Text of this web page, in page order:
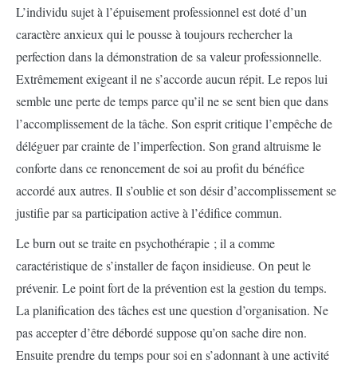
L’individu sujet à l’épuisement professionnel est doté d’un
caractère anxieux qui le pousse à toujours rechercher la
perfection dans la démonstration de sa valeur professionnelle.
Extrêmement exigeant il ne s’accorde aucun répit. Le repos lui
semble une perte de temps parce qu’il ne se sent bien que dans
l’accomplissement de la tâche. Son esprit critique l’empêche de
déléguer par crainte de l’imperfection. Son grand altruisme le
conforte dans ce renoncement de soi au profit du bénéfice
accordé aux autres. Il s’oublie et son désir d’accomplissement se
justifie par sa participation active à l’édifice commun.
Le burn out se traite en psychothérapie ; il a comme
caractéristique de s’installer de façon insidieuse. On peut le
prévenir. Le point fort de la prévention est la gestion du temps.
La planification des tâches est une question d’organisation. Ne
pas accepter d’être débordé suppose qu’on sache dire non.
Ensuite prendre du temps pour soi en s’adonnant à une activité